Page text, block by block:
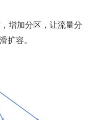
增加分区，让流量分
扩容。